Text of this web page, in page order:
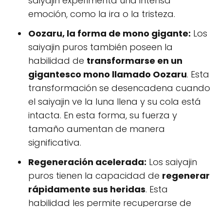
emoción, como la ira o la tristeza.
Oozaru, la forma de mono gigante: Los
saiyajin puros también poseen la
habilidad de transformarse en un
gigantesco mono llamado Oozaru. Esta
transformación se desencadena cuando
el saiyajin ve la luna llena y su cola está
intacta. En esta forma, su fuerza y
tamaño aumentan de manera
significativa.
Regeneración acelerada: Los saiyajin
puros tienen la capacidad de regenerar
rápidamente sus heridas. Esta
habilidad les permite recuperarse de